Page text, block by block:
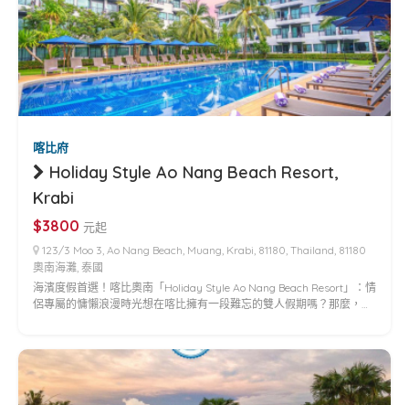
喀比府
Holiday Style Ao Nang Beach Resort,
Krabi
$3800 元起
123/3 Moo 3, Ao Nang Beach, Muang, Krabi, 81180, Thailand, 81180
奧南海灘, 泰國
海濱度假首選！喀比奧南「Holiday Style Ao Nang Beach Resort」：情
侶專屬的慵懶浪漫時光想在喀比擁有一段難忘的雙人假期嗎？那麼，…